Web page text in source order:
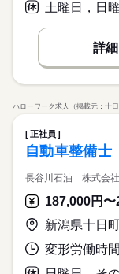
土曜日，日
詳
ハローワーク求人（掲載元：十日
正社員
自動車整備士
長谷川石油 株式会社
新潟県十日